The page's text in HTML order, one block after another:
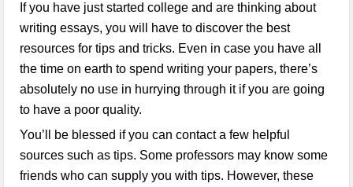
If you have just started college and are thinking about
writing essays, you will have to discover the best
resources for tips and tricks. Even in case you have all
the time on earth to spend writing your papers, there’s
absolutely no use in hurrying through it if you are going
to have a poor quality.
You’ll be blessed if you can contacta few helpful
sources such as tips. Some professors may know some
friends who can supply you with tips. However, these